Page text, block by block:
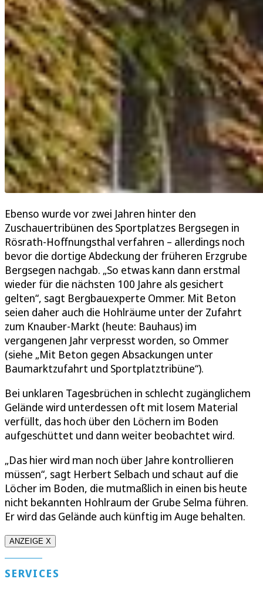
Ebenso wurde vor zwei Jahren hinter den
Zuschauertribünen des Sportplatzes Bergsegen in
Rösrath-Hoffnungsthal verfahren – allerdings noch
bevor die dortige Abdeckung der früheren Erzgrube
Bergsegen nachgab. „So etwas kann dann erstmal
wieder für die nächsten 100 Jahre als gesichert
gelten“, sagt Bergbauexperte Ommer. Mit Beton
seien daher auch die Hohlräume unter der Zufahrt
zum Knauber-Markt (heute: Bauhaus) im
vergangenen Jahr verpresst worden, so Ommer
(siehe „Mit Beton gegen Absackungen unter
Baumarktzufahrt und Sportplatztribüne“).
Bei unklaren Tagesbrüchen in schlecht zugänglichem
Gelände wird unterdessen oft mit losem Material
verfüllt, das hoch über den Löchern im Boden
aufgeschüttet und dann weiter beobachtet wird.
„Das hier wird man noch über Jahre kontrollieren
müssen“, sagt Herbert Selbach und schaut auf die
Löcher im Boden, die mutmaßlich in einen bis heute
nicht bekannten Hohlraum der Grube Selma führen.
Er wird das Gelände auch künftig im Auge behalten.
ANZEIGE X
SERVICES